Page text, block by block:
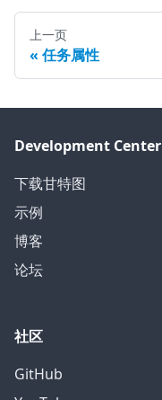
上一页
任务属性
Development Center
下载甘特图
示例
博客
论坛
社区
GitHub